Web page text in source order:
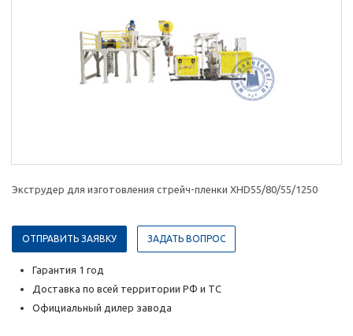
Экструдер для изготовления стрейч-пленки XHD55/80/55/1250
ОТПРАВИТЬ ЗАЯВКУ ЗАДАТЬ ВОПРОС
Гарантия 1 год
Доставка по всей территории РФ и ТС
Официальный дилер завода